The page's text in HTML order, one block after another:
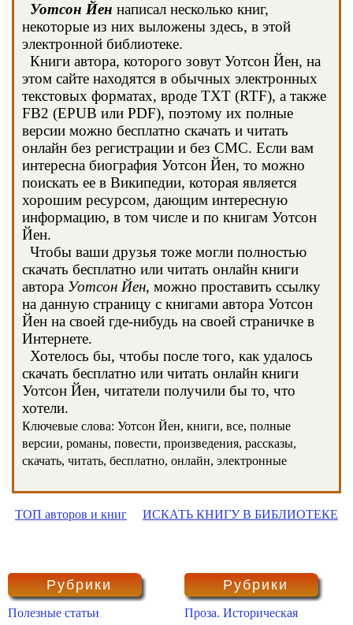
Уотсон Йен написал несколько книг,
некоторые из них выложены здесь, в этой
электронной библиотеке.
Книги автора, которого зовут Уотсон Йен, на
этом сайте находятся в обычных электронных
текстовых форматах, вроде TXT (RTF), а также
FB2 (EPUB или PDF), поэтому их полные
версии можно бесплатно скачать и читать
онлайн без регистрации и без СМС. Если вам
интересна биография Уотсон Йен, то можно
поискать ее в Википедии, которая является
хорошим ресурсом, дающим интересную
информацию, в том числе и по книгам Уотсон
Йен.
Чтобы ваши друзья тоже могли полностью
скачать бесплатно или читать онлайн книги
автора Уотсон Йен, можно проставить ссылку
на данную страницу с книгами автора Уотсон
Йен на своей где-нибудь на своей страничке в
Интернете.
Хотелось бы, чтобы после того, как удалось
скачать бесплатно или читать онлайн книги
Уотсон Йен, читатели получили бы то, что
хотели.
Ключевые слова: Уотсон Йен, книги, все, полные
версии, романы, повести, произведения, рассказы,
скачать, читать, бесплатно, онлайн, электронные
ТОП авторов и книг ИСКАТЬ КНИГУ В БИБЛИОТЕКЕ
Рубрики
Полезные статьи
Рубрики
Проза. Историческая